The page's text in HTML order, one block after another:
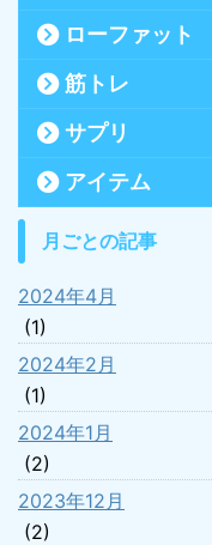
ローファット
筋トレ
サプリ
アイテム
月ごとの記事
2024年4月
(1)
2024年2月
(1)
2024年1月
(2)
2023年12月
(2)